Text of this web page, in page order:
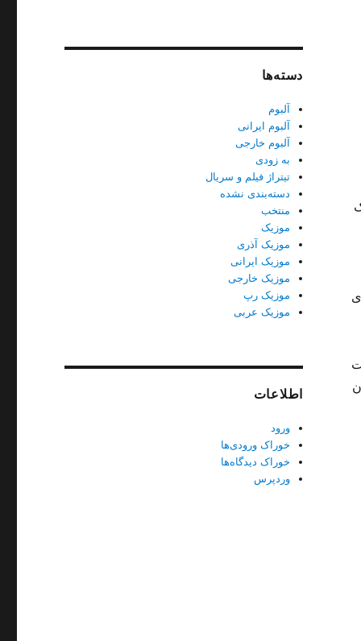
دسته‌ها
آلبوم
آلبوم ایرانی
آلبوم خارجی
به زودی
تیتراژ فیلم و سریال
دسته‌بندی نشده
منتخب
موزیک
موزیک آذری
موزیک ایرانی
موزیک خارجی
موزیک رپ
موزیک عربی
اطلاعات
ورود
خوراک ورودی‌ها
خوراک دیدگاه‌ها
وردپرس